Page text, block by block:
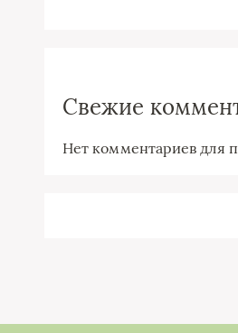
Свежие
Нет комментариев для